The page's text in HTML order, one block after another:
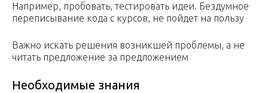
Например, пробовать, тестировать идеи. Бездумное
переписывание кода с курсов, не пойдет на пользу
Важно искать решения возникшей проблемы, а не
читать предложение за предложением
Необходимые знания